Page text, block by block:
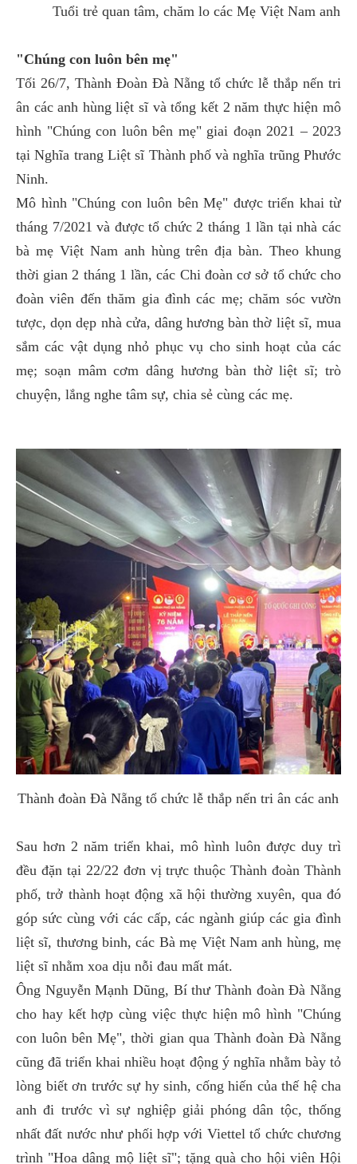
Tuổi trẻ quan tâm, chăm lo các Mẹ Việt Nam anh
"Chúng con luôn bên mẹ"
Tối 26/7, Thành Đoàn Đà Nẵng tổ chức lễ thắp nến tri
ân các anh hùng liệt sĩ và tổng kết 2 năm thực hiện mô
hình "Chúng con luôn bên mẹ" giai đoạn 2021 – 2023
tại Nghĩa trang Liệt sĩ Thành phố và nghĩa trũng Phước
Ninh.
Mô hình "Chúng con luôn bên Mẹ" được triển khai từ
tháng 7/2021 và được tổ chức 2 tháng 1 lần tại nhà các
bà mẹ Việt Nam anh hùng trên địa bàn. Theo khung
thời gian 2 tháng 1 lần, các Chi đoàn cơ sở tổ chức cho
đoàn viên đến thăm gia đình các mẹ; chăm sóc vườn
tược, dọn dẹp nhà cửa, dâng hương bàn thờ liệt sĩ, mua
sắm các vật dụng nhỏ phục vụ cho sinh hoạt của các
mẹ; soạn mâm cơm dâng hương bàn thờ liệt sĩ; trò
chuyện, lắng nghe tâm sự, chia sẻ cùng các mẹ.
Thành đoàn Đà Nẵng tổ chức lễ thắp nến tri ân các anh
Sau hơn 2 năm triển khai, mô hình luôn được duy trì
đều đặn tại 22/22 đơn vị trực thuộc Thành đoàn Thành
phố, trở thành hoạt động xã hội thường xuyên, qua đó
góp sức cùng với các cấp, các ngành giúp các gia đình
liệt sĩ, thương binh, các Bà mẹ Việt Nam anh hùng, mẹ
liệt sĩ nhằm xoa dịu nỗi đau mất mát.
Ông Nguyễn Mạnh Dũng, Bí thư Thành đoàn Đà Nẵng
cho hay kết hợp cùng việc thực hiện mô hình "Chúng
con luôn bên Mẹ", thời gian qua Thành đoàn Đà Nẵng
cũng đã triển khai nhiều hoạt động ý nghĩa nhằm bày tỏ
lòng biết ơn trước sự hy sinh, cống hiến của thế hệ cha
anh đi trước vì sự nghiệp giải phóng dân tộc, thống
nhất đất nước như phối hợp với Viettel tổ chức chương
trình "Hoa dâng mộ liệt sĩ"; tặng quà cho hội viên Hội